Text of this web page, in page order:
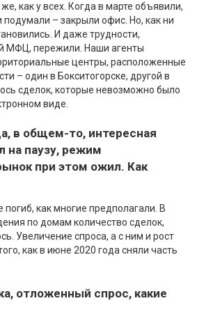
как у всех. Когда в марте объявили,
подумали – закрыли офис. Но, как ни
И даже трудности,
МФЦ, пережили. Наши агенты
центры, расположенные
– один в Бокситогорске, другой в
сделок, которые невозможно было
виде.
в общем-то, интересная
на паузу, режим
при этом ожил. Как
погиб, как многие предполагали. В
по домам количество сделок,
Увеличение спроса, а с ним и рост
как в июне 2020 года сняли часть
отложенный спрос, какие